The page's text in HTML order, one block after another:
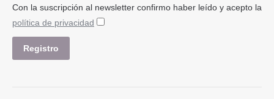
Con la suscripción al newsletter confirmo haber leído y acepto la
política de privacidad